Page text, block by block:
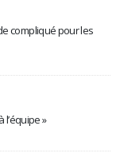
compliqué pour les
l’équipe »